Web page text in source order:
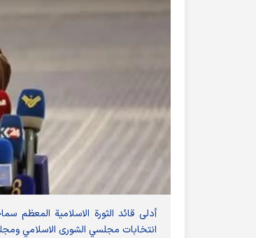
أدلى قائد الثورة الاسلامیة المعظم
انتخابات مجلسي الشورى الاسلامي